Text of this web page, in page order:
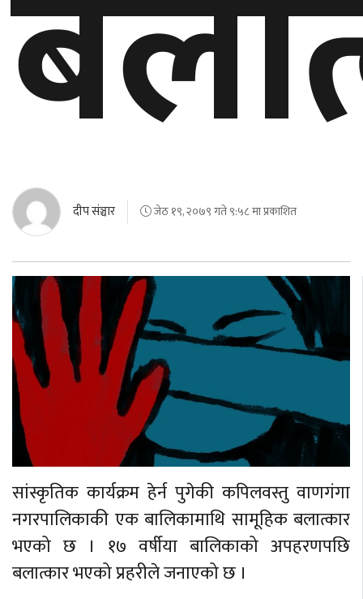
दीप संञ्चार जेठ १९, २०७९ गते ९:५८ मा प्रकाशित
सांस्कृतिक कार्यक्रम हेर्न पुगेकी कपिलवस्तु वाणगंगा
नगरपालिकाकी एक बालिकामाथि सामूहिक बलात्कार
भएको छ । १७ वर्षीया बालिकाको अपहरणपछि
बलात्कार भएको प्रहरीले जनाएको छ ।